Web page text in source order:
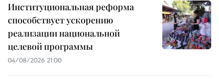
Институциональная реформа
способствует ускорению
реализации национальной
целевой программы
04/08/2026 21:00